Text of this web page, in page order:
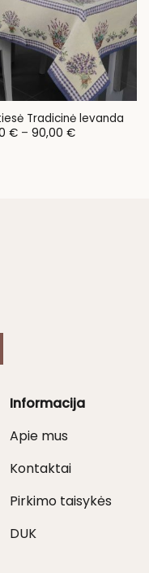
Tradicinė levanda
€ – 90,00 €Price
Informacija
Apie mus
Kontaktai
Pirkimo taisykės
DUK